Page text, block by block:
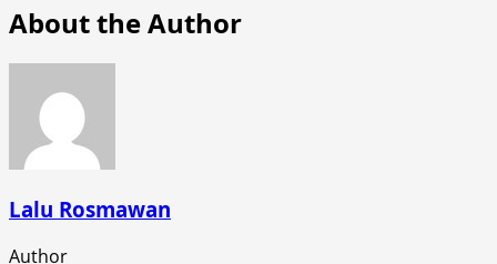
About the Author
Lalu Rosmawan
Author